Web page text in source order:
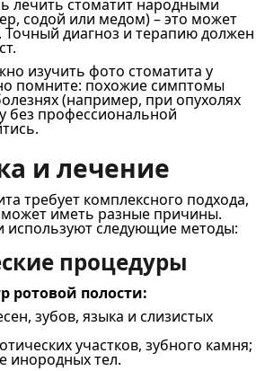
лечить стоматит народными
содой или медом) – это может
Точный диагноз и терапию должен
изучить фото стоматита у
помните: похожие симптомы
(например, при опухолях
без профессиональной
и лечение
требует комплексного подхода,
может иметь разные причины.
используют следующие методы:
процедуры
ротовой полости:
зубов, языка и слизистых
участков, зубного камня;
инородных тел.